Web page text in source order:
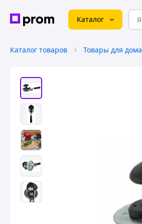
Каталог
Каталог товаров Товары для дома